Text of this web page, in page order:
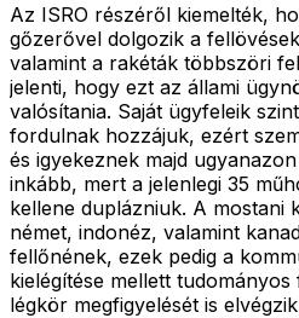
Az ISRO részéről kiemelték,
gőzerővel dolgozik a
valamint a rakéták többszöri
jelenti, hogy ezt az állami
valósítania. Saját ügyfeleik
fordulnak hozzájuk, ezért
és igyekeznek majd
inkább, mert a jelenlegi 35
kellene duplázniuk. A mostani
német, indonéz, valamint
fellőnének, ezek pedig a
kielégítése mellett
légkör megfigyelését is